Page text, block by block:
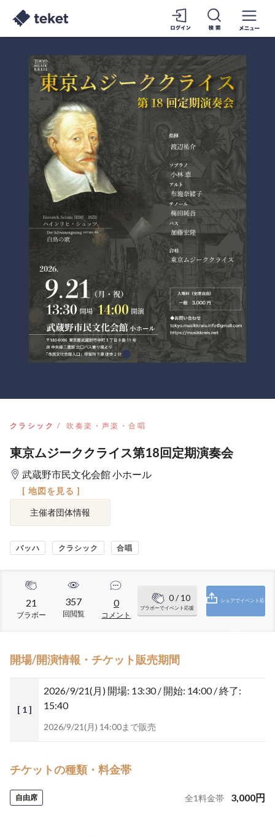
クラシック 吹奏楽・声楽・合唱
東京ムジーククライス第18回定期演奏会
武蔵野市民文化会館 小ホール
[ 地図を見る ]
主催者団体情報
バッハ クラシック 合唱
21
ブラボー
357
回閲覧
0
コメント
0/ 10
ブラボーでイベント応援
シェアでイベント応
開場/開演情報・チケット販売期間
[ 1 ]
2026/9/21(月) 開場: 13:30 / 開始: 14:00 / 終了:
15:40
2026/9/21(月) 14:00まで販売
チケットの種類・料金帯
自由席 全1料金帯 3,000円